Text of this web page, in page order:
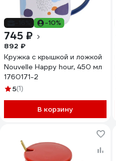
-10%
745 ₽
892 ₽
Кружка с крышкой и ложкой
Nouvelle Happy hour, 450 мл
1760171-2
5(1)
В корзину